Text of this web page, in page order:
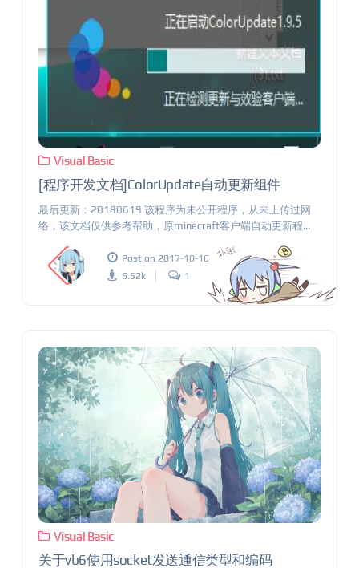
Visual Basic
[程序开发文档]ColorUpdate自动更新组件
最后更新：20180619 该程序为未公开程序，从未上传过网
络，该文档仅供参考帮助，原minecraft客户端自动更新程...
Post on 2017-10-16
6.52k
1
Visual Basic
关于vb6使用socket发送通信类型和编码